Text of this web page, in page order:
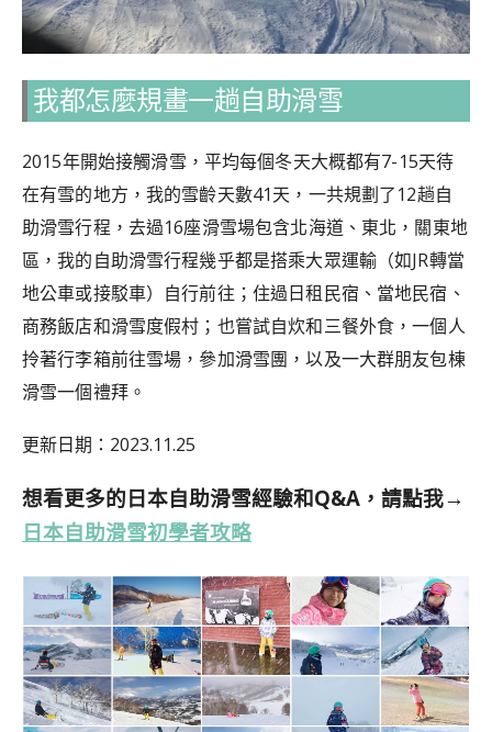
我都怎麼規畫一趟自助滑雪
2015年開始接觸滑雪，平均每個冬天大概都有7-15天待
在有雪的地方，我的雪齡天數41天，一共規劃了12趟自
助滑雪行程，去過16座滑雪場包含北海道、東北，關東地
區，我的自助滑雪行程幾乎都是搭乘大眾運輸（如JR轉當
地公車或接駁車）自行前往；住過日租民宿、當地民宿、
商務飯店和滑雪度假村；也嘗試自炊和三餐外食，一個人
拎著行李箱前往雪場，參加滑雪團，以及一大群朋友包棟
滑雪一個禮拜。
更新日期：2023.11.25
想看更多的日本自助滑雪經驗和Q&A，請點我→
日本自助滑雪初學者攻略